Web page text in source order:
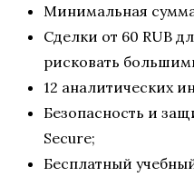
Минимальная
Сделки от 60 RUB
рисковать
12 аналитических
Безопасность и
Secure;
Бесплатный